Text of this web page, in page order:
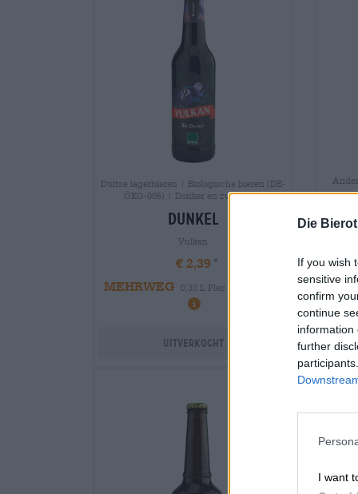
Die
If you wish
sensitive
confirm
continue
information
further
I want
Duitse lagerbieren | Biologische bieren (DE-
ÖKO-006) | Donker en zwart bier
dunkel
Vulkan
€ 2,39
MEHRWEG
0,33 L Fles - € 7,24 / LTR
Uitverkocht